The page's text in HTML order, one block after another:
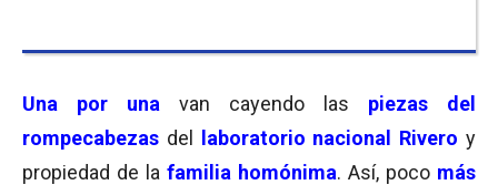
Una por una van cayendo las piezas del
rompecabezas del laboratorio nacional Rivero y
propiedad de la familia homónima. Así, poco más